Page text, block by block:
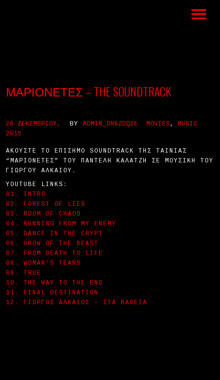
ΜΑΡΙΟΝΈΤΕΣ – THE SOUNDTRACK
26 ΔΕΚΕΜΒΡΊΟΥ,
2015
BY ADMIN_OR6ZDQ2E MOVIES, MUSIC
ΑΚΟΎΣΤΕ ΤΟ ΕΠΊΣΗΜΟ SOUNDTRACK ΤΗΣ ΤΑΙΝΊΑΣ
“ΜΑΡΙΟΝΈΤΕΣ” ΤΟΥ ΠΑΝΤΕΛΉ ΚΑΛΑΤΖΉ ΣΕ ΜΟΥΣΙΚΉ ΤΟΥ
ΓΙΏΡΓΟΥ ΑΛΚΑΊΟΥ.
YOUTUBE LINKS:
01. INTRO
02. FOREST OF LIES
03. ROOM OF CHAOS
04. RUNNING FROM MY ENEMY
05. DANCE IN THE CRYPT
06. GROW OF THE BEAST
07. FROM DEATH TO LIFE
08. WOMAN’S TEARS
09. TRUE
10. THE WAY TO THE END
11. FINAL DESTINATION
12. ΓΙΏΡΓΟΣ ΑΛΚΑΊΟΣ – ΣΤΑ ΒΑΘΕΙΆ